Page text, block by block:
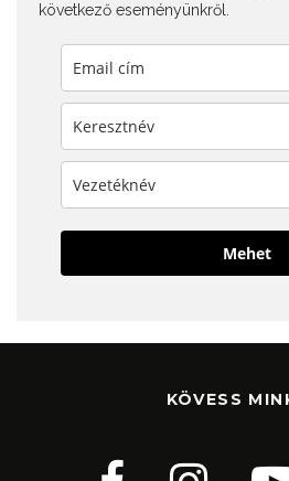
következő eseményünkről.
Mehet
KÖVESS